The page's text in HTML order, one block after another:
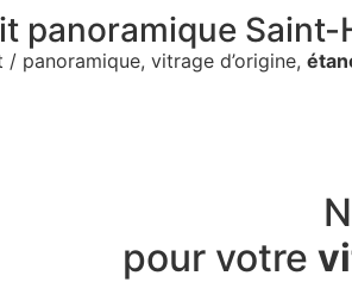
panoramique
panoramique, vitrage d’origine,
pour votre